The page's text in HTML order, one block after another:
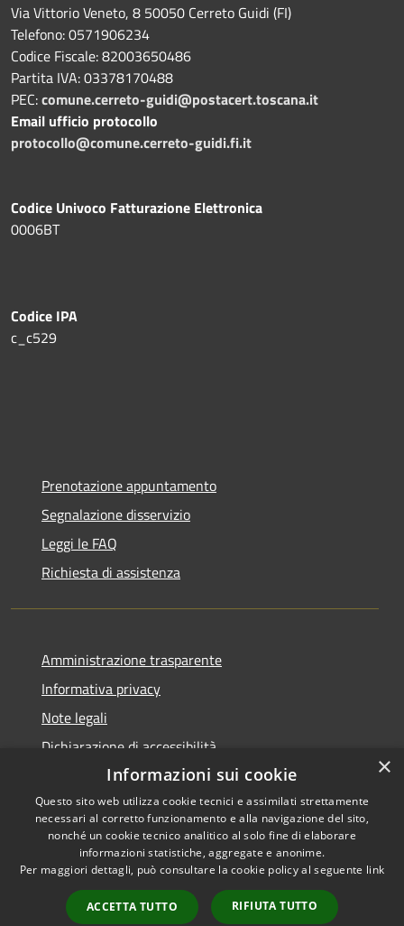
Via Vittorio Veneto, 8 50050 Cerreto Guidi (FI)
Telefono: 0571906234
Codice Fiscale: 82003650486
Partita IVA: 03378170488
PEC:comune.cerreto-guidi@postacert.toscana.it
Email ufficio protocollo
protocollo@comune.cerreto-guidi.fi.it
Codice Univoco Fatturazione Elettronica
0006BT
Codice IPA
c_c529
Prenotazione appuntamento
Segnalazione disservizio
Leggi le FAQ
Richiesta di assistenza
Amministrazione trasparente
Informativa privacy
Note legali
Dichiarazione di accessibilità
Accessibilità
Privacy
Copyright © 2026 • Comune di
Cerreto Guidi • Powered by
Municipium
Accesso
redazione
×
Informazioni sui cookie
Questo sito web utilizza cookie tecnici e assimilati strettamente
necessari al corretto funzionamento e alla navigazione del sito,
nonché un cookie tecnico analitico al solo fine di elaborare
informazioni statistiche, aggregate e anonime.
Per maggiori dettagli, può consultare la cookie policy al seguente link
ACCETTA TUTTO RIFIUTA TUTTO